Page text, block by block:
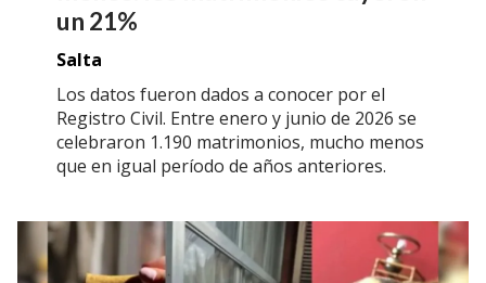
un 21%
Salta
Los datos fueron dados a conocer por el
Registro Civil. Entre enero y junio de 2026 se
celebraron 1.190 matrimonios, mucho menos
que en igual período de años anteriores.